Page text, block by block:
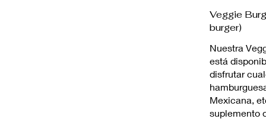
Veggie
burger)
Nuestra
está
disfrutar
Mexicana,
suplemento